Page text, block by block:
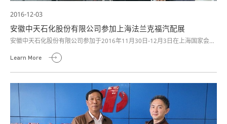
2016-12-03
安徽中天石化股份有限公司参加上海法兰克福汽配展
安徽中天石化股份有限公司参加于2016年11月30日-12月3日在上海国家会展
配件、维修检测诊断设备及服务用品展览会)。此次展会，中天石化公司共展
Learn More